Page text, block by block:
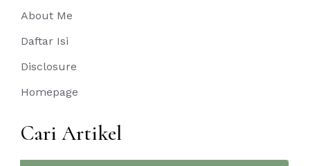
About Me
Daftar Isi
Disclosure
Homepage
Cari Artikel